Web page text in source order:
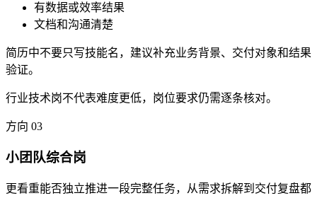
有数据或效率结果
文档和沟通清楚
简历中不要只写技能名，建议补充业务背景、交付对象和结果
验证。
行业技术岗不代表难度更低，岗位要求仍需逐条核对。
方向 03
小团队综合岗
更看重能否独立推进一段完整任务，从需求拆解到交付复盘都